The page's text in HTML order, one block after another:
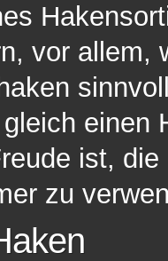
vor allem,
einen
ist,
zu